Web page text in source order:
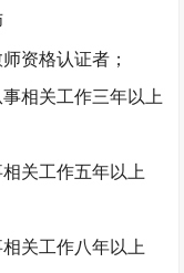
资格认证者；
相关工作三年以上
关工作五年以上
关工作八年以上